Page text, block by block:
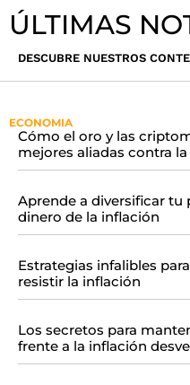
ÚLTIMAS
DESCUBRE NUESTROS
ECONOMIA
Cómo el oro y las
mejores aliadas contra
Aprende a diversificar
dinero de la inflación
Estrategias infalibles
resistir la inflación
Los secretos para
frente a la inflación